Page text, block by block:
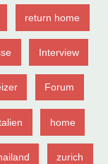
return home
Interview
Forum
home
zurich